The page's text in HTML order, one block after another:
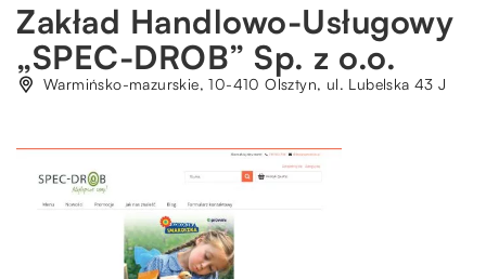
Zakład Handlowo-Usługowy
„SPEC-DROB” Sp. z o.o.
Warmińsko-mazurskie, 10-410 Olsztyn, ul. Lubelska 43 J